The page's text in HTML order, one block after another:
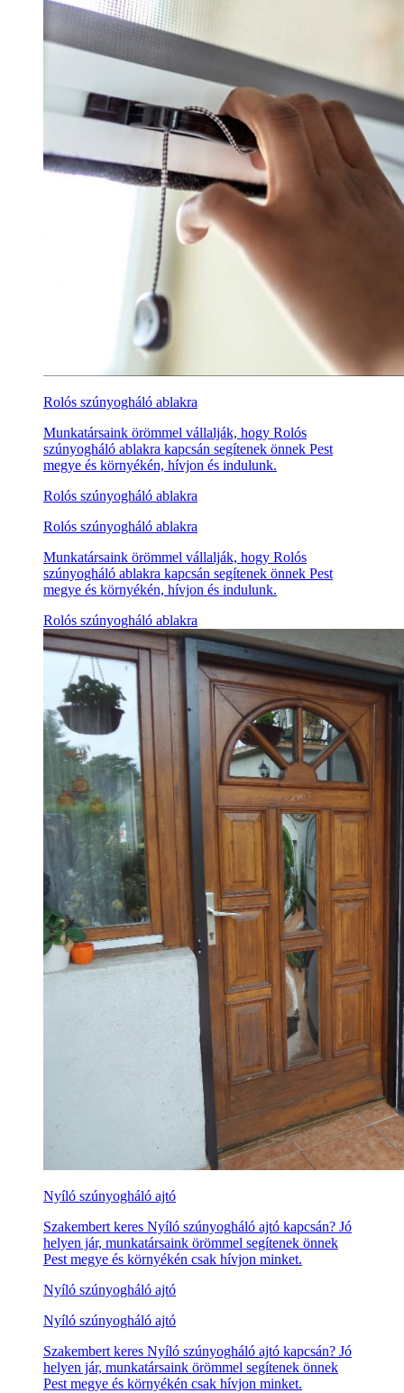
Rolós szúnyogháló ablakra
Munkatársaink örömmel vállalják, hogy Rolós
szúnyogháló ablakra kapcsán segítenek önnek Pest
megye és környékén, hívjon és indulunk.
Rolós szúnyogháló ablakra
Rolós szúnyogháló ablakra
Munkatársaink örömmel vállalják, hogy Rolós
szúnyogháló ablakra kapcsán segítenek önnek Pest
megye és környékén, hívjon és indulunk.
Rolós szúnyogháló ablakra
Nyíló szúnyogháló ajtó
Szakembert keres Nyíló szúnyogháló ajtó kapcsán? Jó
helyen jár, munkatársaink örömmel segítenek önnek
Pest megye és környékén csak hívjon minket.
Nyíló szúnyogháló ajtó
Nyíló szúnyogháló ajtó
Szakembert keres Nyíló szúnyogháló ajtó kapcsán? Jó
helyen jár, munkatársaink örömmel segítenek önnek
Pest megye és környékén csak hívjon minket.